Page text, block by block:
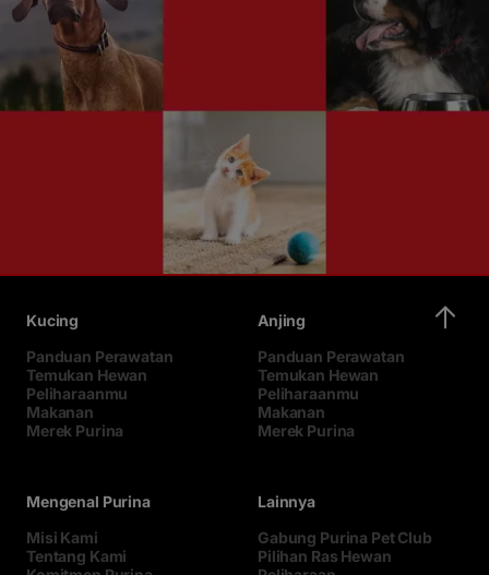
Kucing
Panduan Perawatan
Temukan Hewan
Peliharaanmu
Makanan
Merek Purina
Anjing
Panduan Perawatan
Temukan Hewan
Peliharaanmu
Makanan
Merek Purina
Mengenal Purina
Misi Kami
Tentang Kami
Lainnya
Gabung Purina Pet Club
Pilihan Ras Hewan